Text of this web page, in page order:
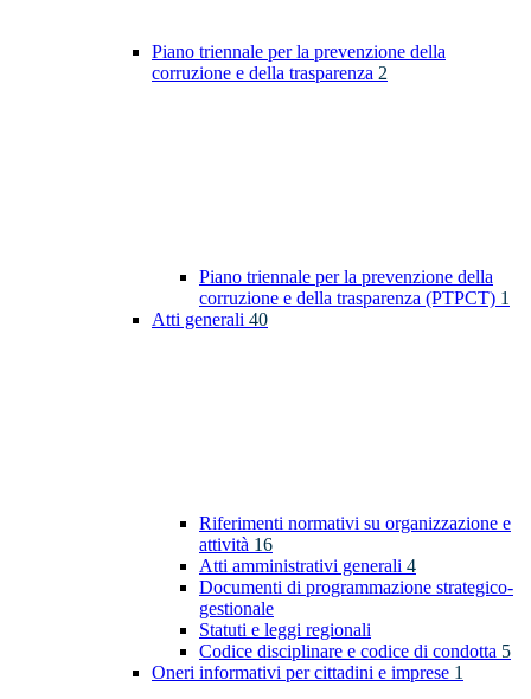
Piano triennale per la prevenzione della
corruzione e della trasparenza 2
Piano triennale per la prevenzione della
corruzione e della trasparenza (PTPCT) 1
Atti generali 40
Riferimenti normativi su organizzazione e
attività 16
Atti amministrativi generali 4
Documenti di programmazione strategico-
gestionale
Statuti e leggi regionali
Codice disciplinare e codice di condotta 5
Oneri informativi per cittadini e imprese 1